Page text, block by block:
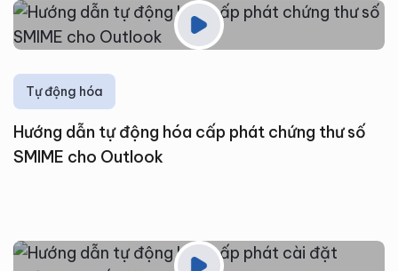
Tự động hóa
Hướng dẫn tự động hóa cấp phát chứng thư số
SMIME cho Outlook